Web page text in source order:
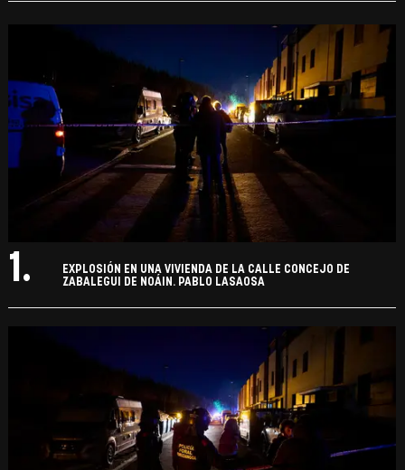
1.
EXPLOSIÓN EN UNA VIVIENDA DE LA CALLE CONCEJO DE
ZABALEGUI DE NOÁIN. PABLO LASAOSA